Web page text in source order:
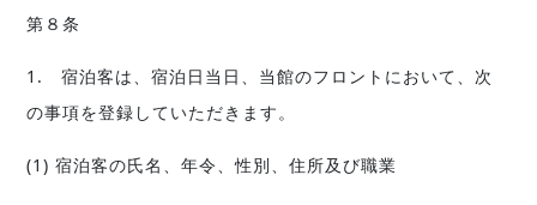
第８条
1. 宿泊客は、宿泊日当日、当館のフロントにおいて、次
の事項を登録していただきます。
(1) 宿泊客の氏名、年令、性別、住所及び職業